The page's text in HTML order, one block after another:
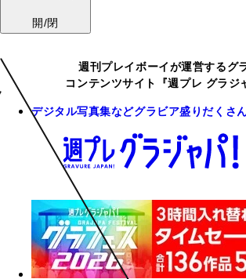
開/閉
週刊プレイボーイが運営するグ
コンテンツサイト『週プレ グラジ
デジタル写真集などグラビア盛りだくさ